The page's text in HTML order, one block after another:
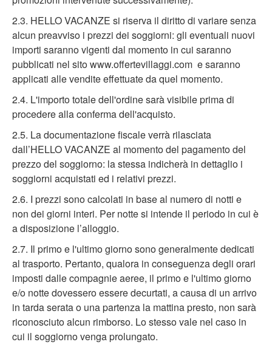
2.3. HELLO VACANZE si riserva il diritto di variare senza
alcun preavviso i prezzi dei soggiorni: gli eventuali nuovi
importi saranno vigenti dal momento in cui saranno
pubblicati nel sito www.offertevillaggi.com e saranno
applicati alle vendite effettuate da quel momento.
2.4. L'importo totale dell'ordine sarà visibile prima di
procedere alla conferma dell'acquisto.
2.5. La documentazione fiscale verrà rilasciata
dall’HELLO VACANZE al momento del pagamento del
prezzo del soggiorno: la stessa indicherà in dettaglio i
soggiorni acquistati ed i relativi prezzi.
2.6. I prezzi sono calcolati in base al numero di notti e
non dei giorni interi. Per notte si intende il periodo in cui è
a disposizione l’alloggio.
2.7. Il primo e l'ultimo giorno sono generalmente dedicati
al trasporto. Pertanto, qualora in conseguenza degli orari
imposti dalle compagnie aeree, il primo e l'ultimo giorno
e/o notte dovessero essere decurtati, a causa di un arrivo
in tarda serata o una partenza la mattina presto, non sarà
riconosciuto alcun rimborso. Lo stesso vale nel caso in
cui il soggiorno venga prolungato.